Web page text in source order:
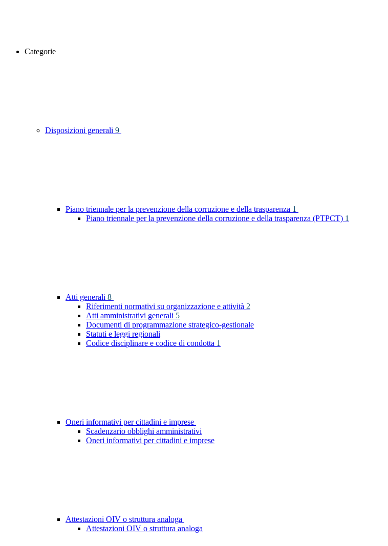
Categorie
Disposizioni generali 9
Piano triennale per la prevenzione della corruzione e della trasparenza 1
Piano triennale per la prevenzione della corruzione e della trasparenza (PTPCT) 1
Atti generali 8
Riferimenti normativi su organizzazione e attività 2
Atti amministrativi generali 5
Documenti di programmazione strategico-gestionale
Statuti e leggi regionali
Codice disciplinare e codice di condotta 1
Oneri informativi per cittadini e imprese
Scadenzario obblighi amministrativi
Oneri informativi per cittadini e imprese
Attestazioni OIV o struttura analoga
Attestazioni OIV o struttura analoga